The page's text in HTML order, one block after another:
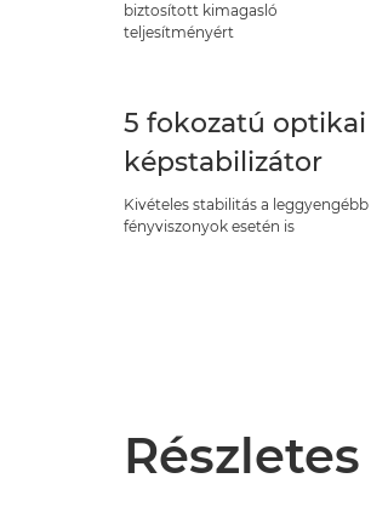
biztosított kimagasló
teljesítményért
5 fokozatú optikai
képstabilizátor
Kivételes stabilitás a leggyengébb
fényviszonyok esetén is